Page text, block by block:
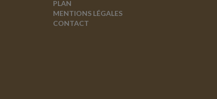
PLAN
MENTIONS LÉGALES
CONTACT